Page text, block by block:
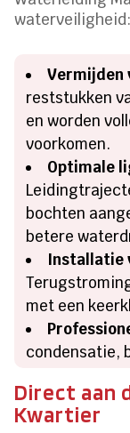
waterveiligheid:
Vermijden
reststukken
en worden
voorkomen.
Optimale
bochten
betere
Installatie
met een
condensatie,
Direct aan
Kwartier